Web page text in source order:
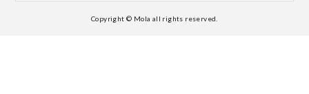
Copyright © Mola all rights reserved.